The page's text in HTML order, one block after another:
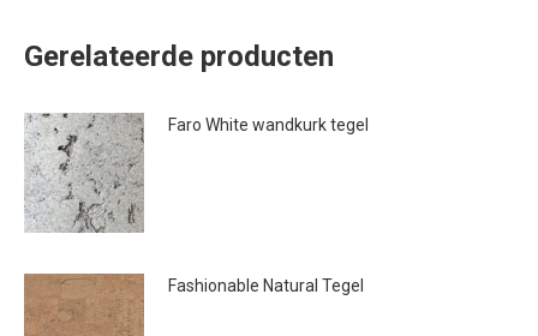
Gerelateerde producten
Faro White wandkurk tegel
Fashionable Natural Tegel